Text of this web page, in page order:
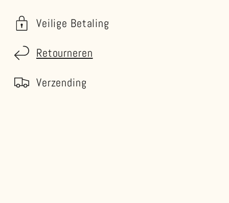
Veilige Betaling
Retourneren
Verzending